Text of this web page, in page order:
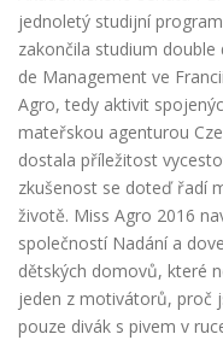
jednoletý studijní
zakončila studium double
de Management ve
Agro, tedy aktivit
mateřskou agenturou
dostala příležitost
zkušenost se doteď řadí
životě. Miss Agro 2016
společností Nadání a
dětských domovů, které
jeden z motivátorů, proč
pouze divák s pivem v